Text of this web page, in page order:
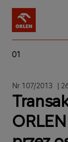
01
Nr 107/2013 |